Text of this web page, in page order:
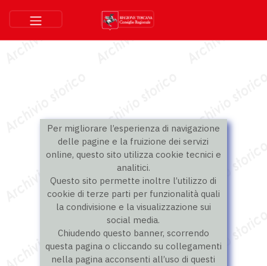
Per migliorare l’esperienza di navigazione
delle pagine e la fruizione dei servizi
online, questo sito utilizza cookie tecnici e
analitici.
Questo sito permette inoltre l’utilizzo di
cookie di terze parti per funzionalità quali
la condivisione e la visualizzazione sui
social media.
Chiudendo questo banner, scorrendo
questa pagina o cliccando su collegamenti
nella pagina acconsenti all’uso di questi